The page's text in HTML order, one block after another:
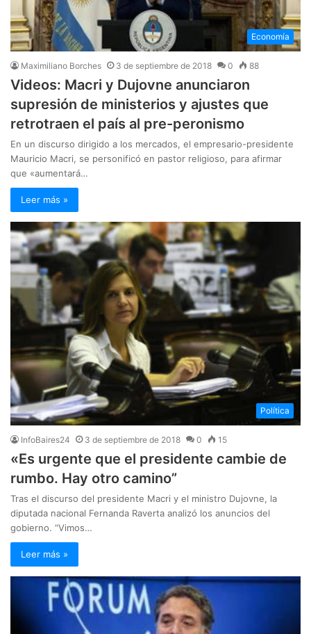
Economía
Maximiliano Borches 3 de septiembre de 2018 0 88
Videos: Macri y Dujovne anunciaron
supresión de ministerios y ajustes que
retrotraen el país al pre-peronismo
En un discurso dirigido a los mercados, el empresario-presidente
Mauricio Macri, se personificó en pastor religioso, para afirmar
que «aumentará…
Leer más »
Política
InfoBaires24 3 de septiembre de 2018 0 15
«Es urgente que el presidente cambie de
rumbo. Hay otro camino”
Tras el discurso del presidente Macri y el ministro Dujovne, la
diputada nacional Fernanda Raverta analizó los anuncios del
gobierno. “Vimos…
Leer más »